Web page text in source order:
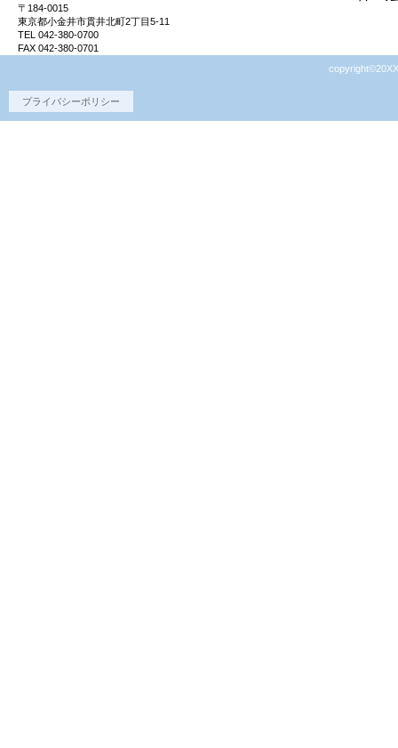
〒184-0015
東京都小金井市貫井北町2丁目5-11
TEL 042-380-0700
FAX 042-380-0701
プライバシーポリシー